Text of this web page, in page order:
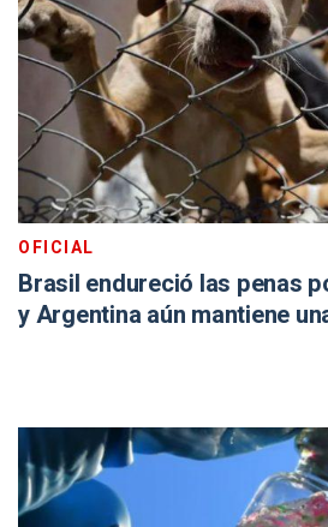
OFICIAL
Brasil endureció las penas
y Argentina aún mantiene